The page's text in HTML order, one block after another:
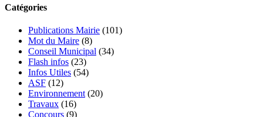
Catégories
Publications Mairie (101)
Mot du Maire (8)
Conseil Municipal (34)
Flash infos (23)
Infos Utiles (54)
ASF (12)
Environnement (20)
Travaux (16)
Concours (9)